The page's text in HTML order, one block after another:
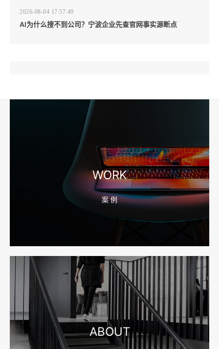
2026-08-04 17:57:49
AI为什么搜不到公司？宁波企业先查官网事实源断点
宁波高端网站建设公司推荐，移动端验收别放到最后
宁波网站建设报价怎么看？合同、源码和后台要先写清
2026-08-04 17:55:09
宁波制造业网站建设公司怎么选？先看产品询盘字段
WORK
案 例
ABOUT